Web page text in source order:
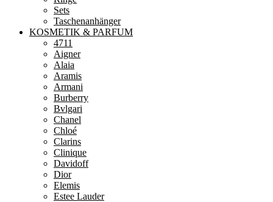
Sets
Taschenanhänger
KOSMETIK & PARFUM
4711
Aigner
Alaia
Aramis
Armani
Burberry
Bvlgari
Chanel
Chloé
Clarins
Clinique
Davidoff
Dior
Elemis
Estee Lauder